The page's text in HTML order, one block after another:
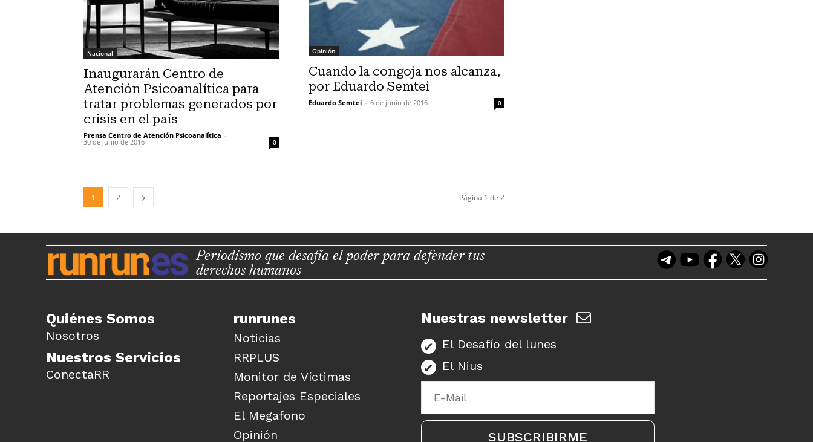
Nacional
Inaugurarán Centro de
Atención Psicoanalítica para
tratar problemas generados por
crisis en el país
Prensa Centro de Atención Psicoanalítica -
30 de junio de 2016 0
Opinión
Cuando la congoja nos alcanza,
por Eduardo Semtei
Eduardo Semtei - 6 de junio de 2016 0
1 2 Página 1 de 2
Periodismo que desafía el poder para defender tus
derechos humanos
Quiénes Somos
Nosotros
Nuestros Servicios
ConectaRR
runrunes
Noticias
RRPLUS
Monitor de Víctimas
Reportajes Especiales
El Megafono
Opinión
Nuestras newsletter
El Desafío del lunes
El Nius